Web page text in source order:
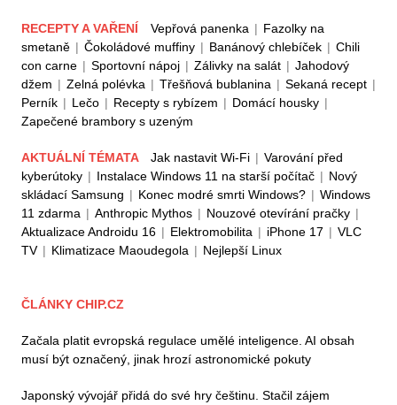
RECEPTY A VAŘENÍ Vepřová panenka | Fazolky na
smetaně | Čokoládové muffiny | Banánový chlebíček | Chili
con carne | Sportovní nápoj | Zálivky na salát | Jahodový
džem | Zelná polévka | Třešňová bublanina | Sekaná recept |
Perník | Lečo | Recepty s rybízem | Domácí housky |
Zapečené brambory s uzeným
AKTUÁLNÍ TÉMATA Jak nastavit Wi-Fi | Varování před
kyberútoky | Instalace Windows 11 na starší počítač | Nový
skládací Samsung | Konec modré smrti Windows? | Windows
11 zdarma | Anthropic Mythos | Nouzové otevírání pračky |
Aktualizace Androidu 16 | Elektromobilita | iPhone 17 | VLC
TV | Klimatizace Maoudegola | Nejlepší Linux
ČLÁNKY CHIP.CZ
Začala platit evropská regulace umělé inteligence. AI obsah
musí být označený, jinak hrozí astronomické pokuty
Japonský vývojář přidá do své hry češtinu. Stačil zájem